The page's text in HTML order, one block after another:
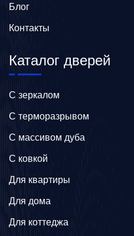
Блог
Контакты
Каталог дверей
C зеркалом
C терморазрывом
C массивом дуба
C ковкой
Для квартиры
Для дома
Для коттеджа